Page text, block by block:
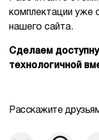
комплектации уже
нашего сайта.
Сделаем
технологичной
Расскажите